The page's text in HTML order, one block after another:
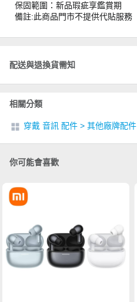
保固範圍：新品瑕疵享鑑賞期
備註:此商品門市不提供代貼服務
配送與退換貨需知
相關分類
穿戴 音訊 配件 > 其他廠牌配件
你可能會喜歡